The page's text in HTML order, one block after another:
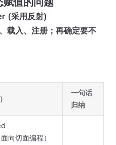
(采用反射)
载入、注册；再确定要不
一句话
归纳
向切面编程）